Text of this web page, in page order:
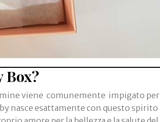
Box?
viene comunemente impigato per
nasce esattamente con questo spirito